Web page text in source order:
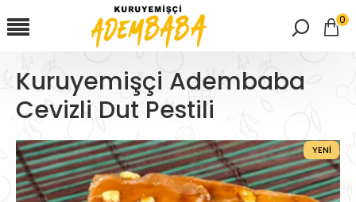
0
Kuruyemişçi Adembaba
Cevizli Dut Pestili
YENI